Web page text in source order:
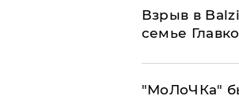
Взрыв в
семье
​"МоЛоЧКа"